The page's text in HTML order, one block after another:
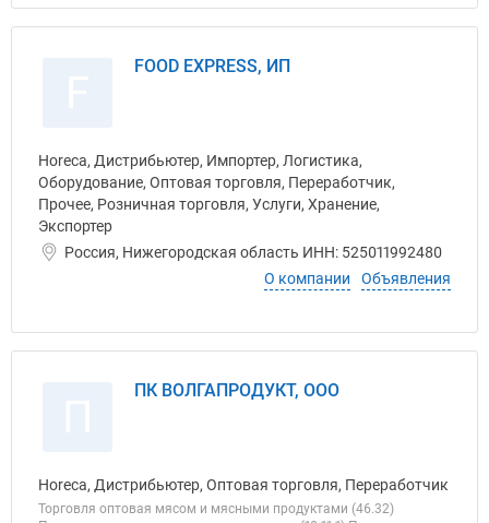
FOOD EXPRESS, ИП
Horeca, Дистрибьютер, Импортер, Логистика,
Оборудование, Оптовая торговля, Переработчик,
Прочее, Розничная торговля, Услуги, Хранение,
Экспортер
Россия, Нижегородская область ИНН: 525011992480
О компании
Объявления
ПК ВОЛГАПРОДУКТ, ООО
Horeca, Дистрибьютер, Оптовая торговля, Переработчик
Торговля оптовая мясом и мясными продуктами (46.32)